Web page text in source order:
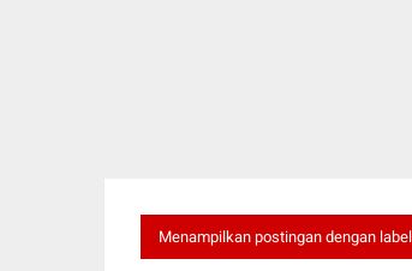
Menampilkan postingan dengan label